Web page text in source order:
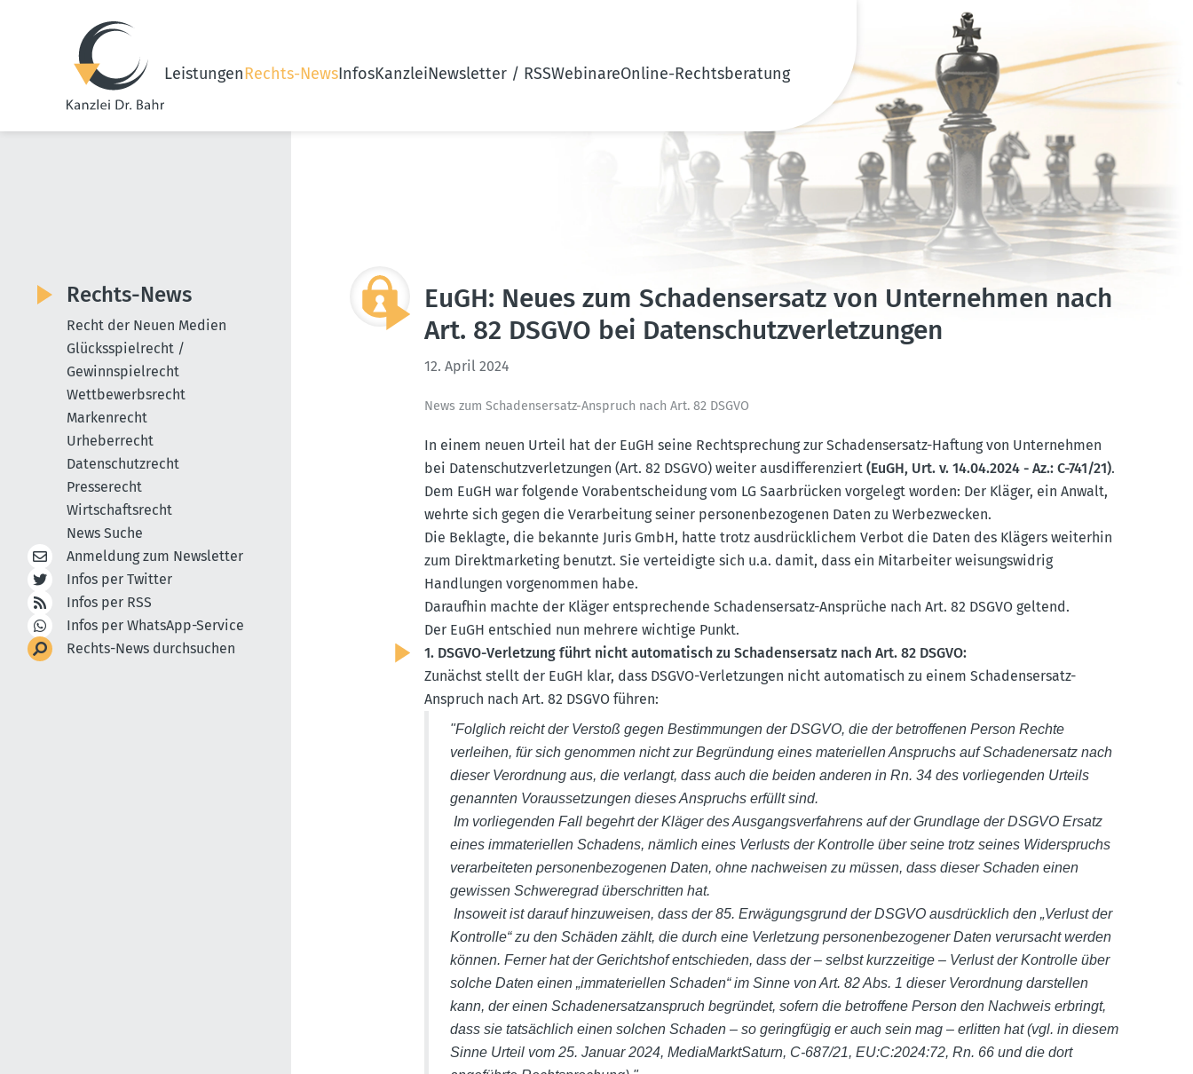
LeistungenRechts-NewsInfosKanzleiNewsletter / RSSWebinareOnline-Rechtsberatung
EuGH: Neues zum Schadens­ersatz von Unter­nehmen nach
Art. 82 DSGVO bei Daten­schutz­ver­let­zungen
12. April 2024
News zum Schadens­ersatz-Anspruch nach Art. 82 DSGVO
In einem neuen Urteil hat der EuGH seine Recht­spre­chung zur Schadens­ersatz-Haftung von Unter­nehmen
bei Daten­schutz­ver­let­zungen (Art. 82 DSGVO) weiter ausdif­fe­ren­ziert(EuGH, Urt. v. 14.04.2024 - Az.: C-741/21).
Dem EuGH war folgende Vorab­ent­scheidung vom LG Saarbrücken vorgelegt worden: Der Kläger, ein Anwalt,
wehrte sich gegen die Verar­beitung seiner perso­nen­be­zo­genen Daten zu Werbe­zwecken.
Die Beklagte, die bekannte Juris GmbH, hatte trotz ausdrück­lichem Verbot die Daten des Klägers weiterhin
zum Direkt­mar­keting benutzt. Sie vertei­digte sich u.a. damit, dass ein Mitar­beiter weisungs­widrig
Handlungen vorge­nommen habe.
Daraufhin machte der Kläger entspre­chende Schadens­ersatz-Ansprüche nach Art. 82 DSGVO geltend.
Der EuGH entschied nun mehrere wichtige Punkt.
1. DSGVO-Verletzung führt nicht automa­tisch zu Schadens­ersatz nach Art. 82 DSGVO:
Zunächst stellt der EuGH klar, dass DSGVO-Verlet­zungen nicht automa­tisch zu einem Schadens­ersatz-
Anspruch nach Art. 82 DSGVO führen:
"Folglich reicht der Verstoß gegen Bestim­mungen der DSGVO, die der betrof­fenen Person Rechte
verleihen, für sich genommen nicht zur Begründung eines materi­ellen Anspruchs auf Schaden­ersatz nach
dieser Verordnung aus, die verlangt, dass auch die beiden anderen in Rn. 34 des vorlie­genden Urteils
genannten Voraus­set­zungen dieses Anspruchs erfüllt sind.
Im vorlie­genden Fall begehrt der Kläger des Ausgangs­ver­fahrens auf der Grundlage der DSGVO Ersatz
eines immate­ri­ellen Schadens, nämlich eines Verlusts der Kontrolle über seine trotz seines Wider­spruchs
verar­bei­teten perso­nen­be­zo­genen Daten, ohne nachweisen zu müssen, dass dieser Schaden einen
gewissen Schwe­regrad überschritten hat.
Insoweit ist darauf hinzu­weisen, dass der 85. Erwägungs­grund der DSGVO ausdrücklich den „Verlust der
Kontrolle“ zu den Schäden zählt, die durch eine Verletzung perso­nen­be­zo­gener Daten verur­sacht werden
können. Ferner hat der Gerichtshof entschieden, dass der – selbst kurzzeitige – Verlust der Kontrolle über
solche Daten einen „immate­ri­ellen Schaden“ im Sinne von Art. 82 Abs. 1 dieser Verordnung darstellen
kann, der einen Schaden­er­satz­an­spruch begründet, sofern die betroffene Person den Nachweis erbringt,
dass sie tatsächlich einen solchen Schaden – so gering­fügig er auch sein mag – erlitten hat (vgl. in diesem
Sinne Urteil vom 25. Januar 2024, Media­Markt­Saturn, C‑687/21, EU:C:2024:72, Rn. 66 und die dort
Rechts-News
Recht der Neuen Medien
Glücksspielrecht /
Gewinnspielrecht
Wettbewerbsrecht
Markenrecht
Urheberrecht
Datenschutzrecht
Presserecht
Wirtschaftsrecht
News Suche
Anmeldung zum Newsletter
Infos per Twitter
Infos per RSS
Infos per WhatsApp-Service
Rechts-News durchsuchen